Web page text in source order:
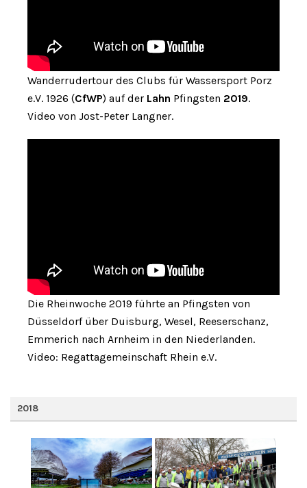
Wanderrudertour des Clubs für Wassersport Porz
e.V. 1926 (CfWP) auf der Lahn Pfingsten 2019.
Video von Jost-Peter Langner.
Die Rheinwoche 2019 führte an Pfingsten von
Düsseldorf über Duisburg, Wesel, Reeserschanz,
Emmerich nach Arnheim in den Niederlanden.
Video: Regattagemeinschaft Rhein e.V.
2018